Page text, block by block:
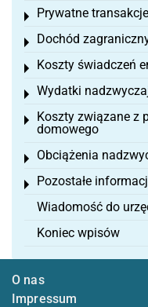
Prywatne
Toggle menu
Dochód
Toggle menu
Koszty świadczeń
Toggle menu
Wydatki
Toggle menu
Koszty związane z
domowego
Toggle menu
Obciążenia
Toggle menu
Pozostałe
Toggle menu
Wiadomość do
Koniec wpisów
O nas
Impressum